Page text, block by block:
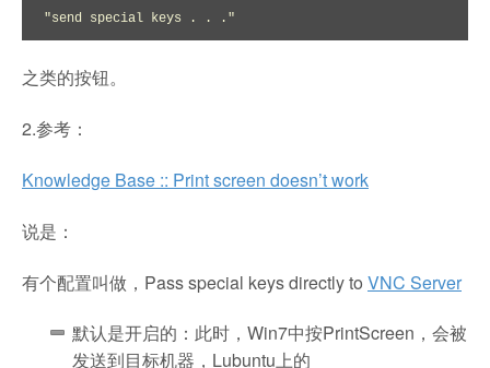
"send special keys . . ."
之类的按钮。
2.参考：
Knowledge Base :: Print screen doesn’t work
说是：
有个配置叫做，Pass special keys directly to VNC Server
默认是开启的：此时，Win7中按PrintScreen，会被
发送到目标机器，Lubuntu上的